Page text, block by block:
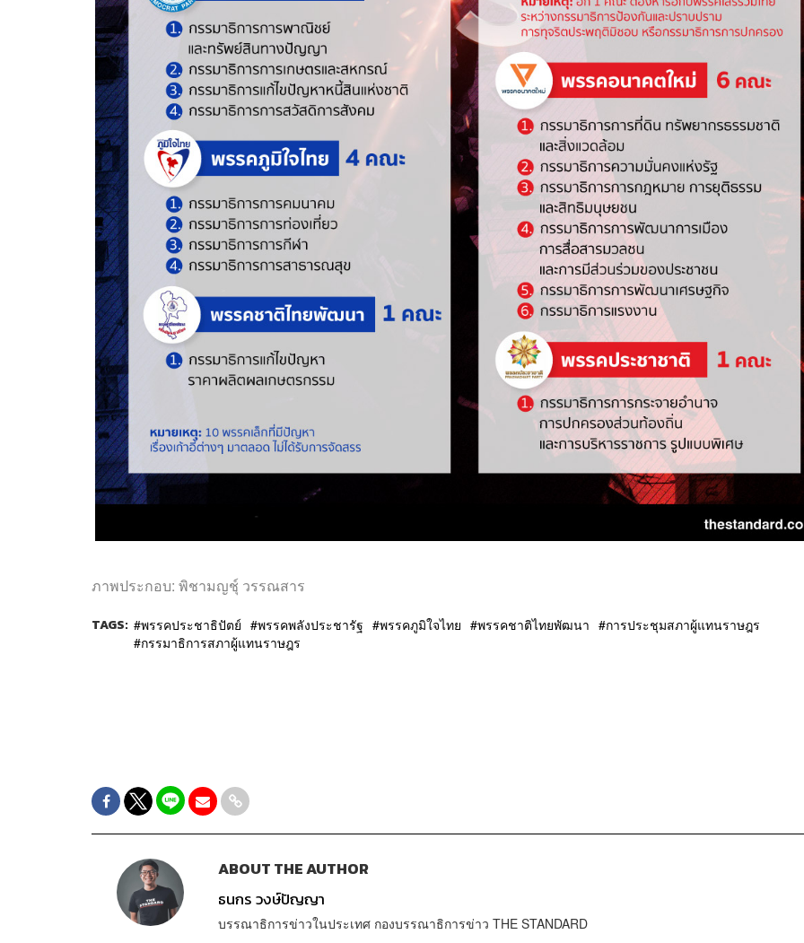
ภาพประกอบ: พิชามญชุ์ วรรณสาร
TAGS: พรรคประชาธิปัตย์ พรรคพลังประชารัฐ พรรคภูมิใจไทย พรรคชาติไทยพัฒนา
การประชุมสภาผู้แทนราษฎร
กรรมาธิการสภาผู้แทนราษฎร
ABOUT THE AUTHOR
ธนกร วงษ์ปัญญา
บรรณาธิการข่าวในประเทศ กองบรรณาธิการข่าว THE STANDARD